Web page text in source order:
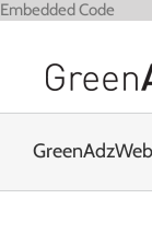
Embedded Code